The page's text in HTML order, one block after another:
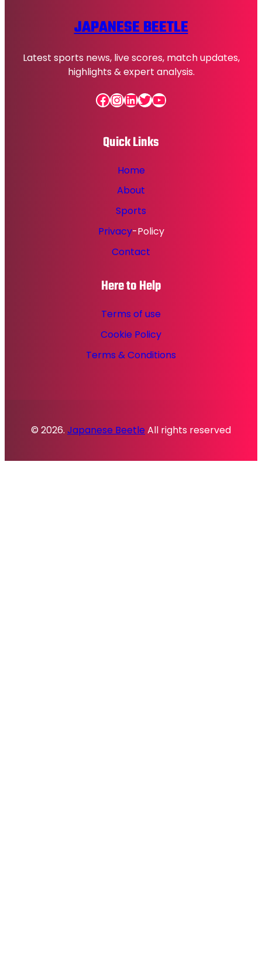
JAPANESE BEETLE
Latest sports news, live scores, match updates,
highlights & expert analysis.
Facebook InstagramLinkedIn Twitter YouTube
Quick Links
Home
About
Sports
Privacy-Policy
Contact
Here to Help
Terms of use
Cookie Policy
Terms & Conditions
© 2026. Japanese BeetleAll rights reserved